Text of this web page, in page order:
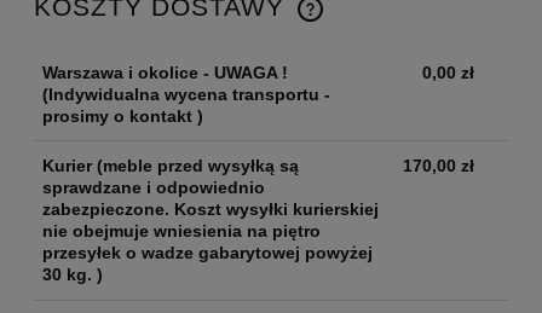
KOSZTY DOSTAWY
Warszawa i okolice - UWAGA !
(Indywidualna wycena transportu -
prosimy o kontakt )
0,00 zł
Kurier(meble przed wysyłką są
sprawdzane i odpowiednio
zabezpieczone. Koszt wysyłki kurierskiej
nie obejmuje wniesienia na piętro
przesyłek o wadze gabarytowej powyżej
30 kg. )
170,00 zł